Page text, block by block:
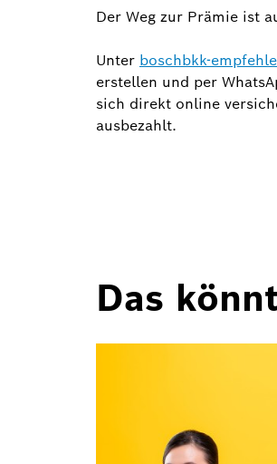
Der Weg zur Prämie ist
Unter boschbkk-
erstellen und per
sich direkt online
ausbezahlt.
Das